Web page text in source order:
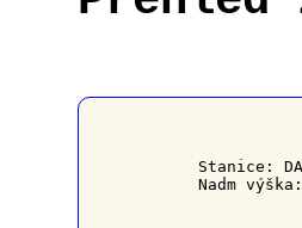
Stanice:
Nadm